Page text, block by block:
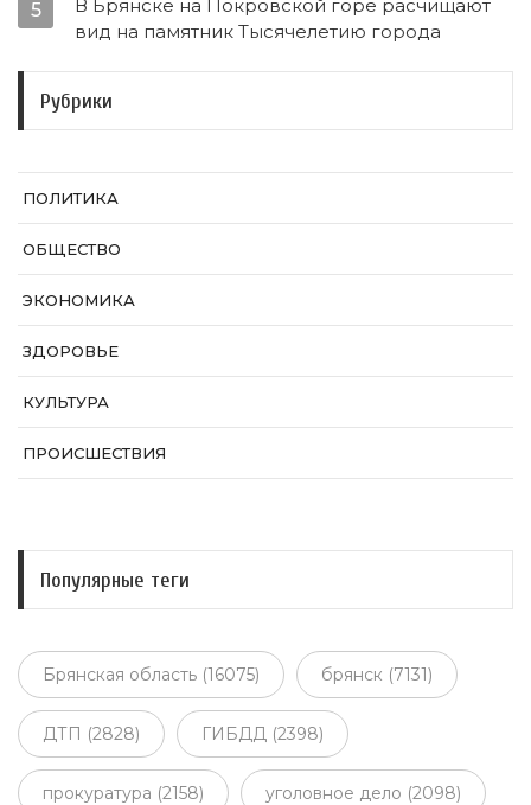
5
В Брянске на Покровской горе расчищают
вид на памятник Тысячелетию города
Рубрики
ПОЛИТИКА
ОБЩЕСТВО
ЭКОНОМИКА
ЗДОРОВЬЕ
КУЛЬТУРА
ПРОИСШЕСТВИЯ
Популярные теги
Брянская область (16075) брянск (7131)
ДТП (2828) ГИБДД (2398)
прокуратура (2158) уголовное дело (2098)